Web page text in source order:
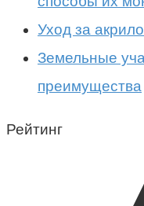
Уход за
Земельные
преимущества
Рейтинг